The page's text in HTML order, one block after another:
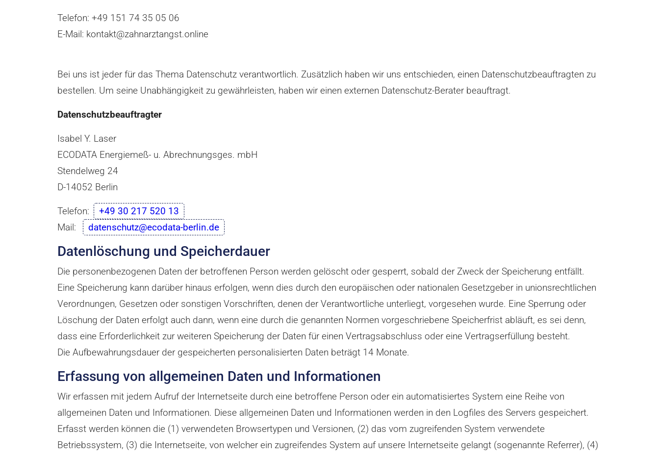
Telefon: +49 151 74 35 05 06
E-Mail: kontakt@zahnarztangst.online
Bei uns ist jeder für das Thema Datenschutz verantwortlich. Zusätzlich haben wir uns entschieden, einen Datenschutzbeauftragten zu
bestellen. Um seine Unabhängigkeit zu gewährleisten, haben wir einen externen Datenschutz-Berater beauftragt.
Datenschutzbeauftragter
Isabel Y. Laser
ECODATA Energiemeß- u. Abrechnungsges. mbH
Stendelweg 24
D-14052 Berlin
Telefon:
+49 30 217 520 13
Mail:
datenschutz@ecodata-berlin.de
Datenlöschung und Speicherdauer
Die personenbezogenen Daten der betroffenen Person werden gelöscht oder gesperrt, sobald der Zweck der Speicherung entfällt.
Eine Speicherung kann darüber hinaus erfolgen, wenn dies durch den europäischen oder nationalen Gesetzgeber in unionsrechtlichen
Verordnungen, Gesetzen oder sonstigen Vorschriften, denen der Verantwortliche unterliegt, vorgesehen wurde. Eine Sperrung oder
Löschung der Daten erfolgt auch dann, wenn eine durch die genannten Normen vorgeschriebene Speicherfrist abläuft, es sei denn,
dass eine Erforderlichkeit zur weiteren Speicherung der Daten für einen Vertragsabschluss oder eine Vertragserfüllung besteht.
Die Aufbewahrungsdauer der gespeicherten personalisierten Daten beträgt 14 Monate.
Erfassung von allgemeinen Daten und Informationen
Wir erfassen mit jedem Aufruf der Internetseite durch eine betroffene Person oder ein automatisiertes System eine Reihe von
allgemeinen Daten und Informationen. Diese allgemeinen Daten und Informationen werden in den Logfiles des Servers gespeichert.
Erfasst werden können die (1) verwendeten Browsertypen und Versionen, (2) das vom zugreifenden System verwendete
Betriebssystem, (3) die Internetseite, von welcher ein zugreifendes System auf unsere Internetseite gelangt (sogenannte Referrer), (4)